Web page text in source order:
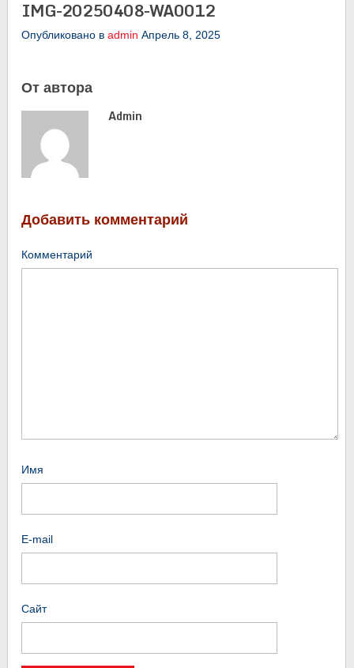
IMG-20250408-WA0012
Опубликовано вadmin Апрель 8, 2025
От автора
Admin
Добавить комментарий
Комментарий
Имя
E-mail
Сайт